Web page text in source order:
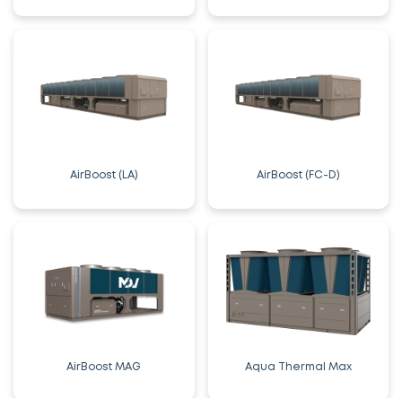
AirBoost (LA) AirBoost (FC-D)
AirBoost MAG Aqua Thermal Max